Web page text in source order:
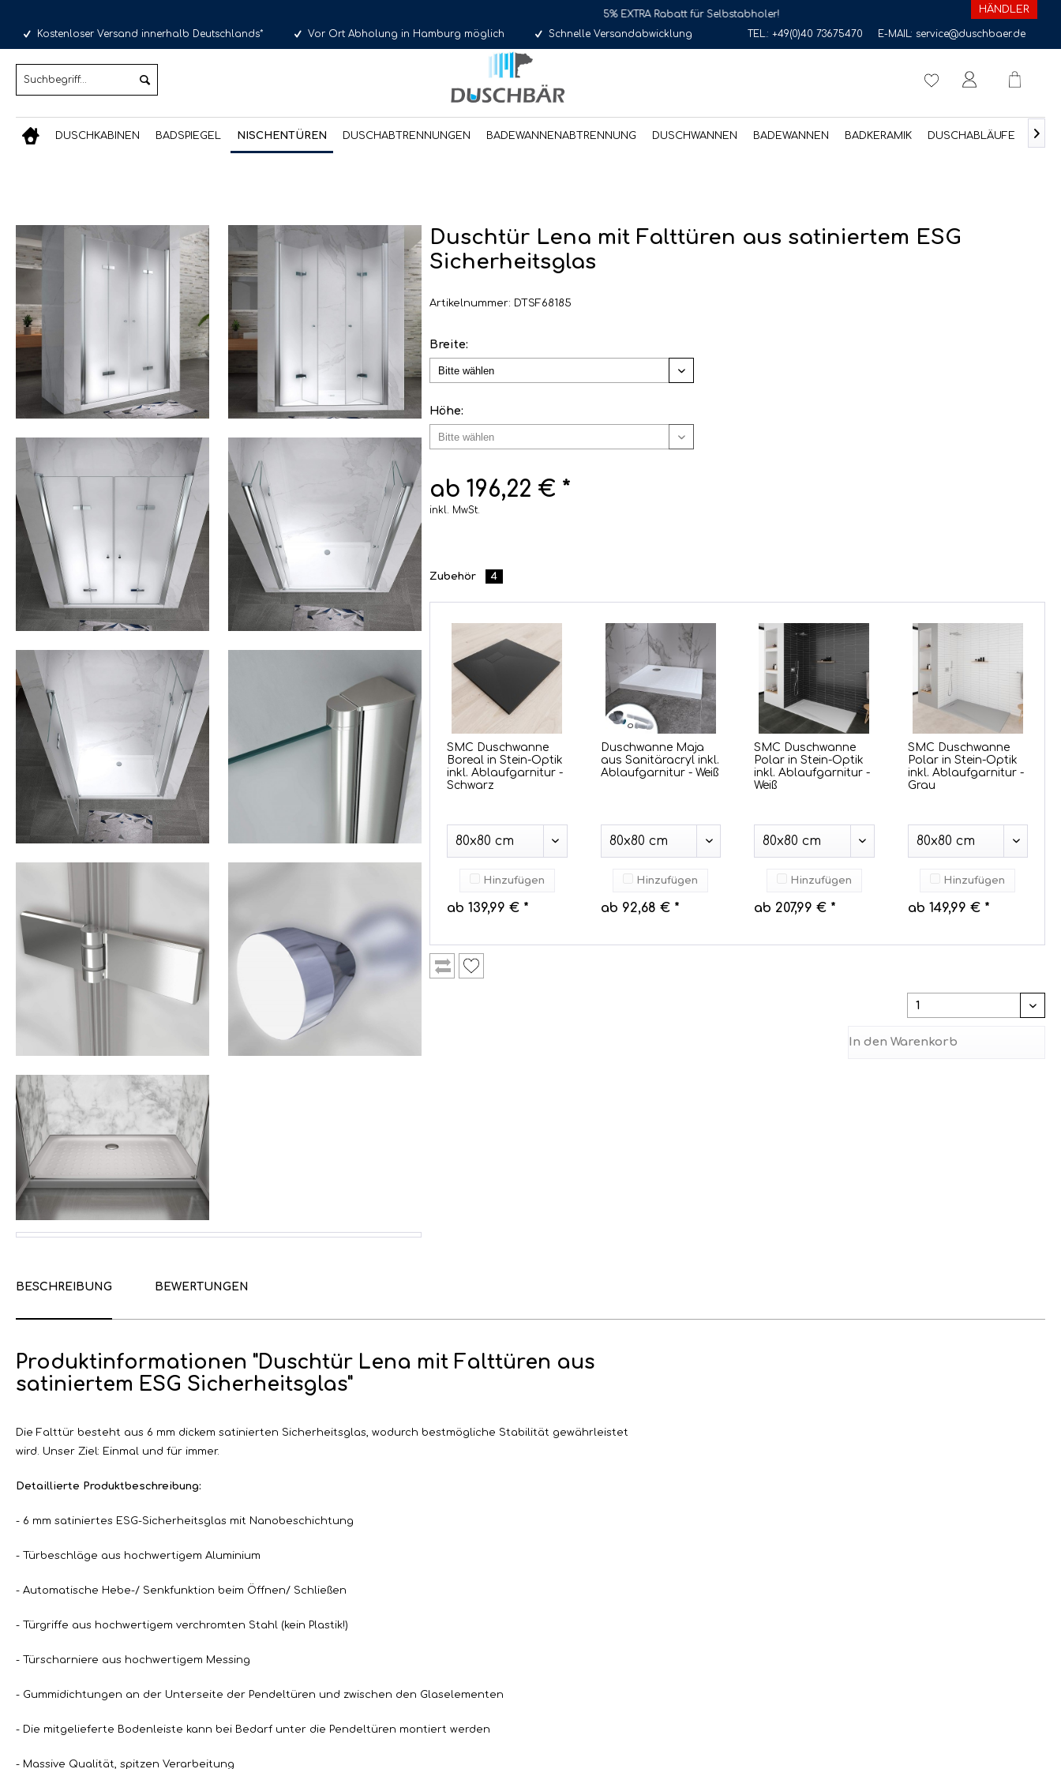
5% EXTRA Rabatt für Selbstabholer!
Kostenloser Versand innerhalb Deutschlands*
Vor Ort Abholung in Hamburg möglich Schnelle Versandabwicklung TEL.: +49(0)40 73675470 E-MAIL: service@duschbaer.de
DUSCHKABINEN BADSPIEGEL NISCHENTÜREN DUSCHABTRENNUNGEN BADEWANNENABTRENNUNG DUSCHWANNEN BADEWANNEN BADKERAMIK DUSCHABLÄUFE 
Duschtür Lena mit Falttüren aus satiniertem ESG
Sicherheitsglas
Artikelnummer: DTSF68185
Breite:
Höhe:
ab 196,22 € *
inkl. MwSt.
Zubehör 4
SMC Duschwanne
Boreal in Stein-Optik
inkl. Ablaufgarnitur -
Schwarz
Hinzufügen
ab 139,99 € *
Duschwanne Maja
aus Sanitäracryl inkl.
Ablaufgarnitur - Weiß
Hinzufügen
ab 92,68 € *
SMC Duschwanne
Polar in Stein-Optik
inkl. Ablaufgarnitur -
Weiß
Hinzufügen
ab 207,99 € *
SMC Duschwanne
Polar in Stein-Optik
inkl. Ablaufgarnitur -
Grau
Hinzufügen
ab 149,99 € *
In den Warenkorb
BESCHREIBUNG BEWERTUNGEN
Produktinformationen "Duschtür Lena mit Falttüren aus
satiniertem ESG Sicherheitsglas"
Die Falttür besteht aus 6 mm dickem satinierten Sicherheitsglas, wodurch bestmögliche Stabilität gewährleistet
wird. Unser Ziel: Einmal und für immer.
Detaillierte Produktbeschreibung:
- 6 mm satiniertes ESG-Sicherheitsglas mit Nanobeschichtung
- Türbeschläge aus hochwertigem Aluminium
- Automatische Hebe-/ Senkfunktion beim Öffnen/ Schließen
- Türgriffe aus hochwertigem verchromten Stahl (kein Plastik!)
- Türscharniere aus hochwertigem Messing
- Gummidichtungen an der Unterseite der Pendeltüren und zwischen den Glaselementen
- Die mitgelieferte Bodenleiste kann bei Bedarf unter die Pendeltüren montiert werden
- Massive Qualität, spitzen Verarbeitung
HÄNDLER